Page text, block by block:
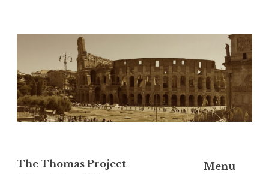
content
The Thomas Project
Menu